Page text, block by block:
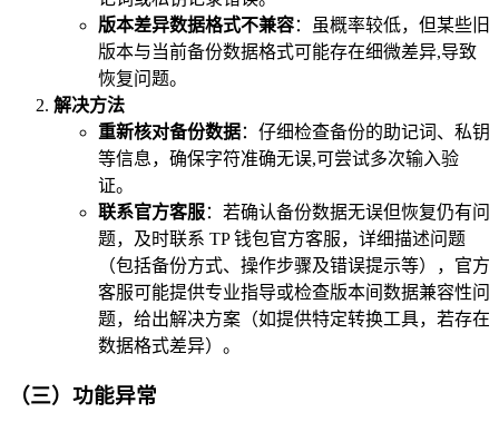
版本差异数据格式不兼容：虽概率较低，但某些旧
版本与当前备份数据格式可能存在细微差异,导致
恢复问题。
解决方法
重新核对备份数据：仔细检查备份的助记词、私钥
等信息，确保字符准确无误,可尝试多次输入验
证。
联系官方客服：若确认备份数据无误但恢复仍有问
题，及时联系 TP 钱包官方客服，详细描述问题
（包括备份方式、操作步骤及错误提示等），官方
客服可能提供专业指导或检查版本间数据兼容性问
题，给出解决方案（如提供特定转换工具，若存在
数据格式差异）。
（三）功能异常